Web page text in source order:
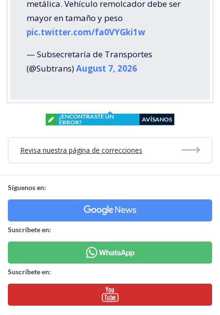
metálica. Vehículo remolcador debe ser
mayor en tamaño y peso
pic.twitter.com/fa0VYGki1w
— Subsecretaría de Transportes
(@Subtrans)August 7, 2026
¿ENCONTRASTE UN
ERROR?
AVÍSANOS
Revisa nuestra página de correcciones
Síguenos en:
Suscríbete en:
Suscríbete en: